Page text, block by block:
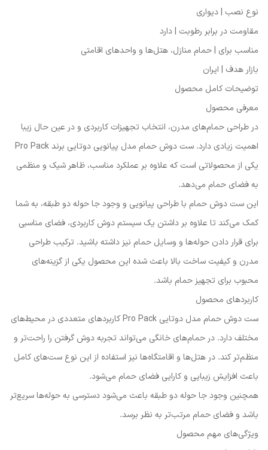
نوع نصب | دیواری
مقاومت در برابر رطوبت | دارد
مناسب برای | حمام منازل، هتل‌ها و واحدهای اقامتی
بازار هدف | ایران
توضیحات کامل محصول
معرفی محصول
در طراحی حمام‌های مدرن، انتخاب تجهیزات کاربردی و در عین حال زیبا
اهمیت زیادی دارد. ست دوش حمام مدل پیانویی دوتایی برند Pro Pack
یکی از محصولاتی است که علاوه بر عملکرد مناسب، ظاهر شیک و منظمی
به فضای حمام می‌دهد.
این ست دوش حمام با طراحی پیانویی و وجود جا حوله دو طبقه، به شما
کمک می‌کند تا علاوه بر داشتن یک سیستم دوش کاربردی، فضای مناسبی
برای قرار دادن حوله‌ها و وسایل حمام نیز داشته باشید. ترکیب طراحی
مدرن و کیفیت ساخت بالا باعث شده این محصول یکی از گزینه‌های
محبوب برای تجهیز حمام باشد.
کاربردهای محصول
ست دوش حمام مدل دوتایی Pro Pack کاربردهای متعددی در محیط‌های
مختلف دارد. در حمام‌های خانگی می‌تواند تجربه دوش گرفتن را راحت‌تر و
منظم‌تر کند. در هتل‌ها و اقامتگاه‌ها نیز استفاده از این نوع ست‌های کامل
باعث افزایش زیبایی و کارایی فضای حمام می‌شود.
همچنین وجود جا حوله دو طبقه باعث می‌شود دسترسی به حوله‌ها سریع‌تر
باشد و فضای حمام مرتب‌تر به نظر برسد.
ویژگی‌های مهم محصول